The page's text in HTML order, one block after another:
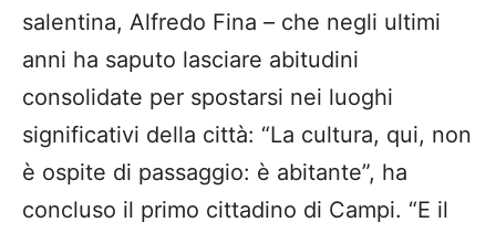
salentina, Alfredo Fina – che negli ultimi
anni ha saputo lasciare abitudini
consolidate per spostarsi nei luoghi
significativi della città: “La cultura, qui, non
è ospite di passaggio: è abitante”, ha
concluso il primo cittadino di Campi. “E il